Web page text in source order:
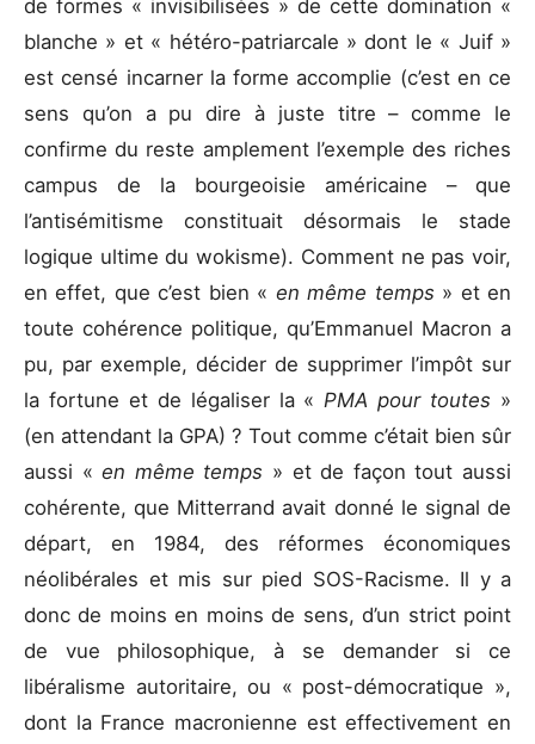
de formes « invisibilisées » de cette domination «
blanche » et « hétéro-patriarcale » dont le « Juif »
est censé incarner la forme accomplie (c’est en ce
sens qu’on a pu dire à juste titre – comme le
confirme du reste amplement l’exemple des riches
campus de la bourgeoisie américaine – que
l’antisémitisme constituait désormais le stade
logique ultime du wokisme). Comment ne pas voir,
en effet, que c’est bien « en même temps » et en
toute cohérence politique, qu’Emmanuel Macron a
pu, par exemple, décider de supprimer l’impôt sur
la fortune et de légaliser la « PMA pour toutes »
(en attendant la GPA) ? Tout comme c’était bien sûr
aussi «en même temps » et de façon tout aussi
cohérente, que Mitterrand avait donné le signal de
départ, en 1984, des réformes économiques
néolibérales et mis sur pied SOS-Racisme. Il y a
donc de moins en moins de sens, d’un strict point
de vue philosophique, à se demander si ce
libéralisme autoritaire, ou « post-démocratique »,
dont la France macronienne est effectivement en